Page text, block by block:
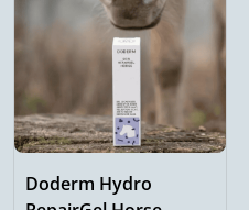
Doderm Hydro